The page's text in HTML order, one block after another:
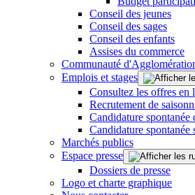
Conseil des jeunes
Conseil des sages
Conseil des enfants
Assises du commerce
Communauté
Emplois et stages
Consultez les offres en
Recrutement de
Candidature spontanée
Candidature spontanée
Marchés publics
Espace presse
Dossiers de presse
Logo et charte graphique